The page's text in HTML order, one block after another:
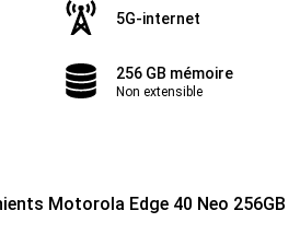
5G-internet
256 GB mémoire
Non extensible
Motorola Edge 40 Neo 256GB